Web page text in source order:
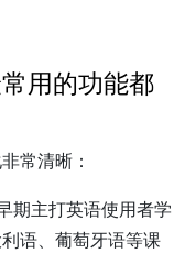
用的功能都
常清晰：
期主打英语使用者学
语、葡萄牙语等课